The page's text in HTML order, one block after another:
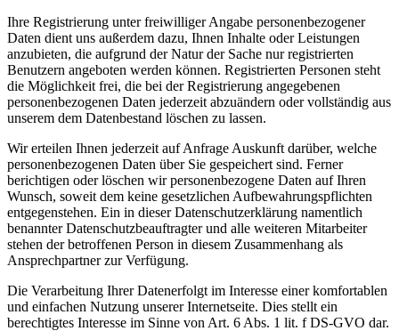
Ihre Registrierung unter freiwilliger Angabe personenbezogener
Daten dient uns außerdem dazu, Ihnen Inhalte oder Leistungen
anzubieten, die aufgrund der Natur der Sache nur registrierten
Benutzern angeboten werden können. Registrierten Personen steht
die Möglichkeit frei, die bei der Registrierung angegebenen
personenbezogenen Daten jederzeit abzuändern oder vollständig aus
unserem dem Datenbestand löschen zu lassen.
Wir erteilen Ihnen jederzeit auf Anfrage Auskunft darüber, welche
personenbezogenen Daten über Sie gespeichert sind. Ferner
berichtigen oder löschen wir personenbezogene Daten auf Ihren
Wunsch, soweit dem keine gesetzlichen Aufbewahrungspflichten
entgegenstehen. Ein in dieser Datenschutzerklärung namentlich
benannter Datenschutzbeauftragter und alle weiteren Mitarbeiter
stehen der betroffenen Person in diesem Zusammenhang als
Ansprechpartner zur Verfügung.
Die Verarbeitung Ihrer Datenerfolgt im Interesse einer komfortablen
und einfachen Nutzung unserer Internetseite. Dies stellt ein
berechtigtes Interesse im Sinne von Art. 6 Abs. 1 lit. f DS-GVO dar.